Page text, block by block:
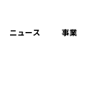
ニュース 事業